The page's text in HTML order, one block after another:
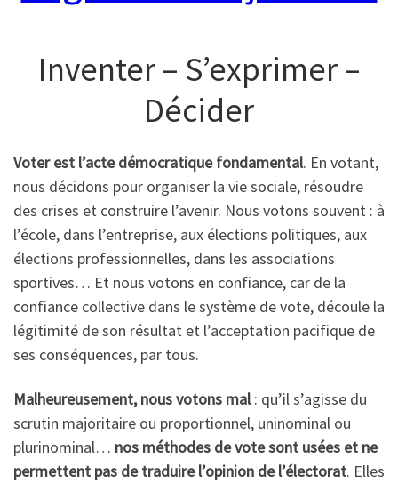
Inventer – S’exprimer –
Décider
Voter est l’acte démocratique fondamental. En votant,
nous décidons pour organiser la vie sociale, résoudre
des crises et construire l’avenir. Nous votons souvent : à
l’école, dans l’entreprise, aux élections politiques, aux
élections professionnelles, dans les associations
sportives… Et nous votons en confiance, car de la
confiance collective dans le système de vote, découle la
légitimité de son résultat et l’acceptation pacifique de
ses conséquences, par tous.
Malheureusement, nous votons mal: qu’il s’agisse du
scrutin majoritaire ou proportionnel, uninominal ou
plurinominal… nos méthodes de vote sont usées et ne
permettent pas de traduire l’opinion de l’électorat. Elles